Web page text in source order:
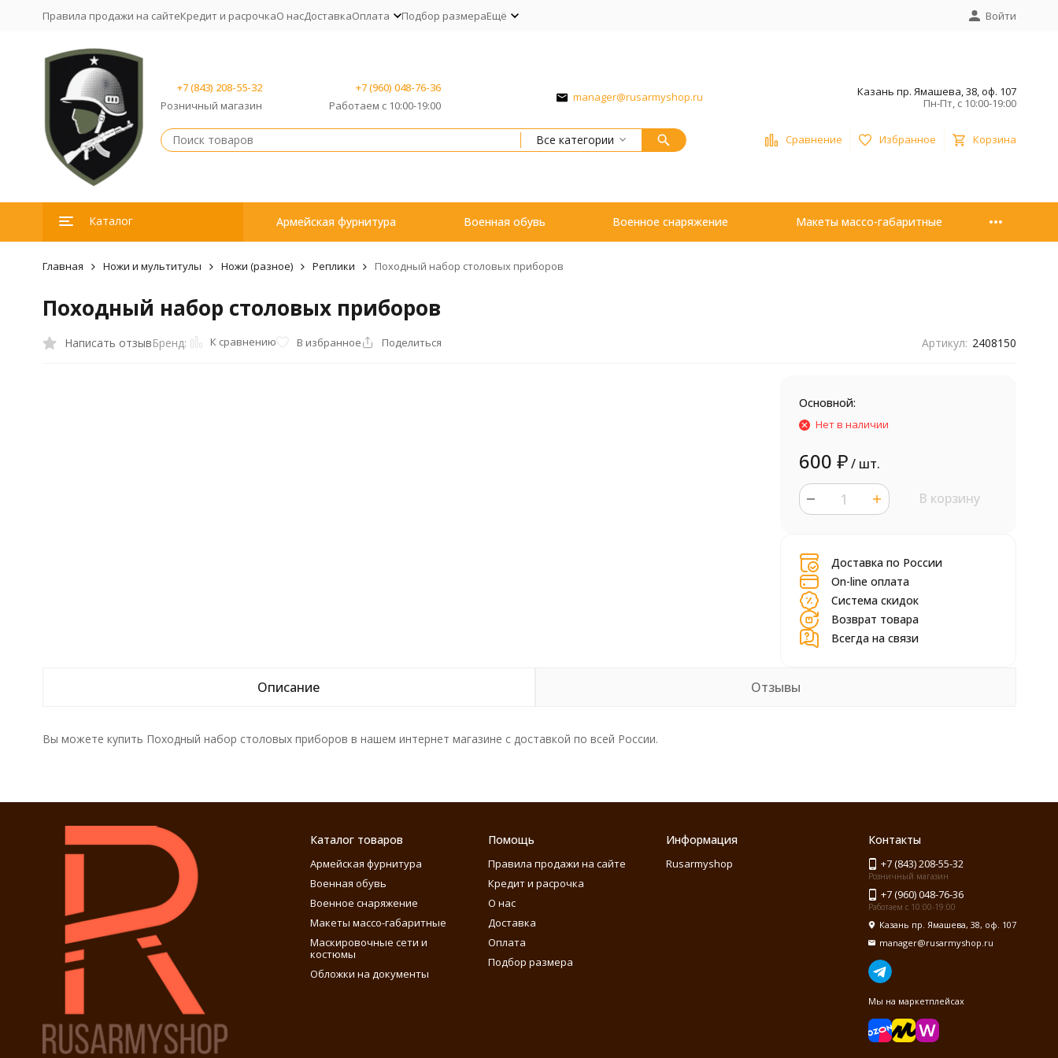
Правила продажи на сайтеКредит и расрочкаО насДоставкаОплата Подбор размераЕщё Войти
+7 (843) 208-55-32
Розничный магазин
+7 (960) 048-76-36
Работаем с 10:00-19:00
manager@rusarmyshop.ru
Казань пр. Ямашева, 38, оф. 107
Пн-Пт, с 10:00-19:00
Все категории Сравнение Избранное Корзина
Каталог Армейская фурнитура Военная обувь Военное снаряжение Макеты массо-габаритные
Главная Ножи и мультитулы Ножи (разное) Реплики Походный набор столовых приборов
Походный набор столовых приборов
Написать отзывБренд: К сравнению В избранное Поделиться Артикул: 2408150
Основной:
Нет в наличии
600 ₽/ шт.
В корзину
Доставка по России
On-line оплата
Система скидок
Возврат товара
Всегда на связи
Описание Отзывы
Вы можете купить Походный набор столовых приборов в нашем интернет магазине с доставкой по всей России.
Каталог товаров
Армейская фурнитура
Военная обувь
Военное снаряжение
Макеты массо-габаритные
Маскировочные сети и
костюмы
Обложки на документы
Помощь
Правила продажи на сайте
Кредит и расрочка
О нас
Доставка
Оплата
Подбор размера
Информация
Rusarmyshop
Контакты
+7 (843) 208-55-32
Розничный магазин
+7 (960) 048-76-36
Работаем с 10:00-19:00
Казань пр. Ямашева, 38, оф. 107
manager@rusarmyshop.ru
Мы на маркетплейсах